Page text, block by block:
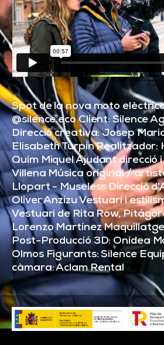
Spot de la nova moto
@silence.eco Client: Silence
Direcció creativa: Josep
Elisabeth Turpin Realitzador:
Quim Miquel Ajudant direcció
Villena Música original /
Llopart - Museless Direcció
Oliver Anzizu Vestuari i
Vestuari de Rita Row,
Lorenzo Martínez
Post-Producció 3D: Onidea
Olmos Figurants: Silence
càmara: Aclam Rental